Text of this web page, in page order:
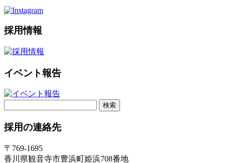
採用情報
イベント報告
採用の連絡先
〒769-1695
香川県観音寺市豊浜町姫浜708番地